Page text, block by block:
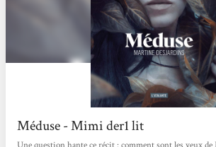
Méduse - Mimi der1 lit